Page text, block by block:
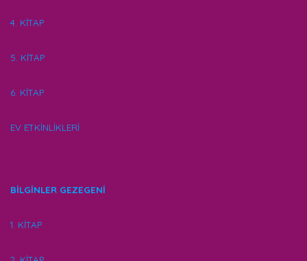
4. KİTAP
5. KİTAP
6. KİTAP
EV ETKİNLİKLERİ
BİLGİNLER GEZEGENİ
1. KİTAP